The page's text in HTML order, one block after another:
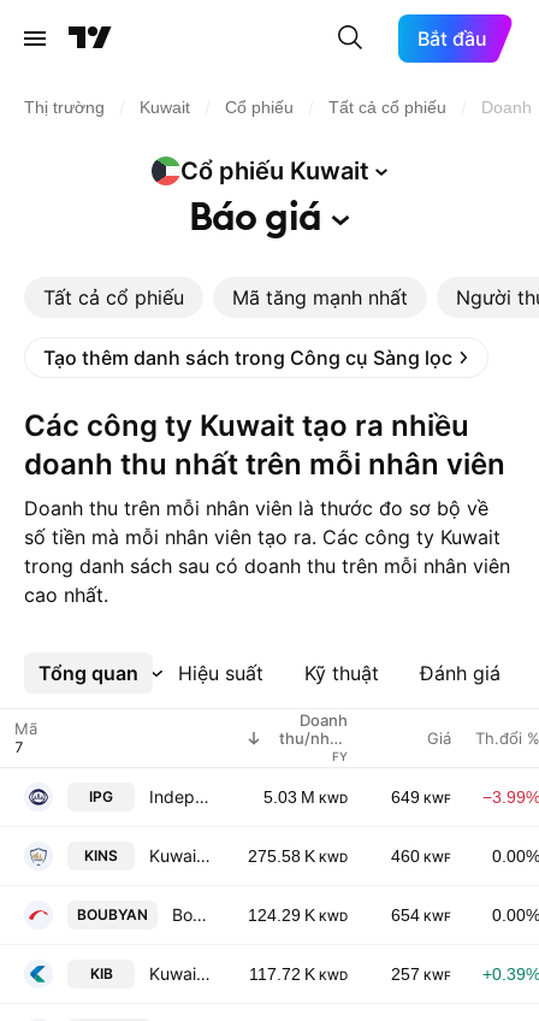
Bắt đầu
Thị trường Kuwait Cổ phiếu Tất cả cổ phiếu Doanh
Cổ phiếu Kuwait
Báogiá
Tất cả cổ phiếu Mã tăng mạnh nhất Người
Tạo thêm danh sách trong Công cụ Sàng lọc
Các công ty Kuwait tạo ra nhiều
doanh thu nhất trên mỗi nhân viên
Doanh thu trên mỗi nhân viên là thước đo sơ bộ về
số tiền mà mỗi nhân viên tạo ra. Các công ty Kuwait
trong danh sách sau có doanh thu trên mỗi nhân viên
cao nhất.
Tổng quan Hiệu suất Kỹ thuật Đánh giá
Xem thêm
Mã
Doanh
thu/nhân
viên
FY
Giá Th.đổi %
IPG Independent Petroleum Group SAK 5.03 M KWD 649 KWF −3.99%
KINS Kuwait Insurance Company S.A.K. 275.58 K KWD 460 KWF 0.00%
BOUBYAN Boubyan Bank K.S.C. 124.29 K KWD 654 KWF 0.00%
KIB Kuwait International Bank KSC 117.72 K KWD 257 KWF +0.39%